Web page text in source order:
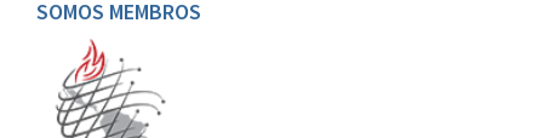
SOMOS MEMBROS